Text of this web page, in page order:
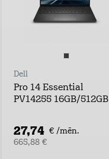
Dell
Pro 14 Essential
PV14255 16GB/512GB
27,74 € /mēn.
665,88 €